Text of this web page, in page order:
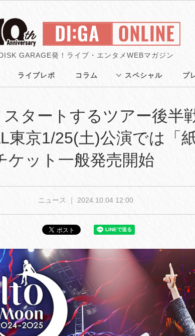
GARAGE発！ライブ・エンタメWEBマガジン
ライブレポ コラム スペシャル プ
タートするツアー後半
東京1/25(土)公演では「
ケット一般発売開始
ニュース ｜ 2024.10.04 12:00